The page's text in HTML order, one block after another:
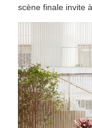
scène finale invite à